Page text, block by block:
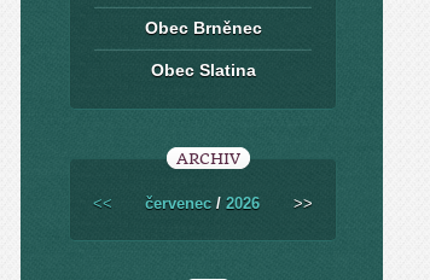
Obec Brněnec
Obec Slatina
ARCHIV
<< červenec / 2026 >>